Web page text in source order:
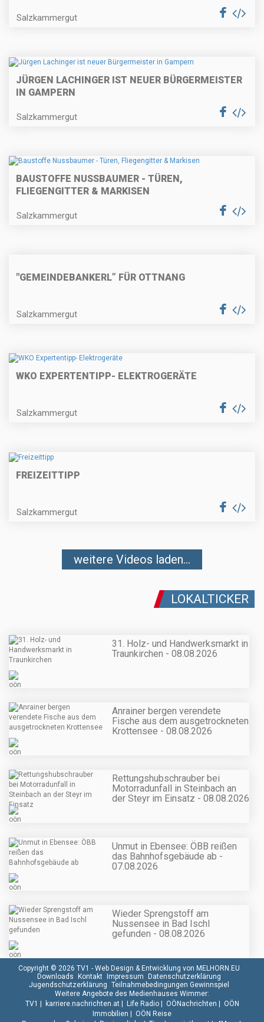
Salzkammergut
JÜRGEN LACHINGER IST NEUER BÜRGERMEISTER
IN GAMPERN
Salzkammergut
BAUSTOFFE NUSSBAUMER - TÜREN,
FLIEGENGITTER & MARKISEN
Salzkammergut
"GEMEINDEBANKERL” FÜR OTTNANG
Salzkammergut
WKO EXPERTENTIPP- ELEKTROGERÄTE
Salzkammergut
FREIZEITTIPP
Salzkammergut
weitere Videos laden...
LOKALTICKER
31. Holz- und Handwerksmarkt in
Traunkirchen - 08.08.2026
Anrainer bergen verendete
Fische aus dem ausgetrockneten
Krottensee - 08.08.2026
Rettungshubschrauber bei
Motorradunfall in Steinbach an
der Steyr im Einsatz - 08.08.2026
Unmut in Ebensee: ÖBB reißen
das Bahnhofsgebäude ab -
07.08.2026
Wieder Sprengstoff am
Nussensee in Bad Ischl
gefunden - 08.08.2026
Copyright © 2026 TV1 - Web Design & Entwicklung von MELHORN.EU
Downloads Kontakt Impressum Datenschutzerklärung
Jugendschutzerklärung Teilnahmebedingungen Gewinnspiel
Weitere Angebote des Medienhauses Wimmer:
TV1 | karriere.nachrichten.at| Life Radio| OÖNachrichten | OÖN
Immobilien | OÖN Reise